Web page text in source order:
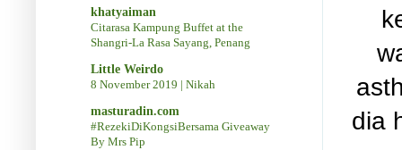
dia
khatyaiman
Citarasa Kampung Buffet at the
Shangri-La Rasa Sayang, Penang
Little Weirdo
8 November 2019 | Nikah
masturadin.com
#RezekiDiKongsiBersama Giveaway
By Mrs Pip